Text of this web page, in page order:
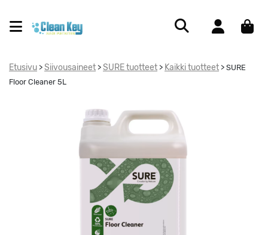
Etusivu > Siivousaineet > SURE tuotteet > Kaikki tuotteet > SURE
Floor Cleaner 5L